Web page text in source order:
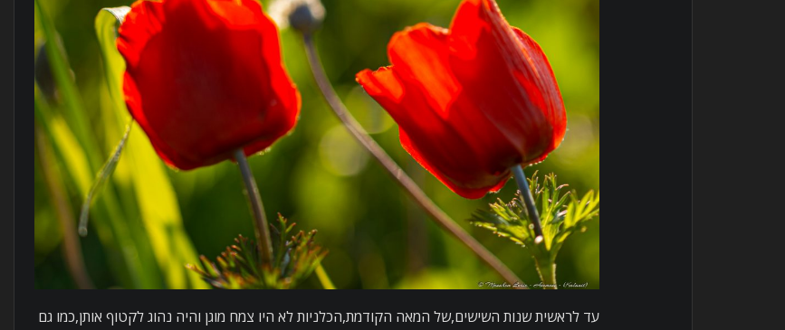
עד לראשית שנות השישים,של המאה הקודמת,הכלניות לא היו צמח מוגן והיה נהוג לקטוף אותן,כמו גם